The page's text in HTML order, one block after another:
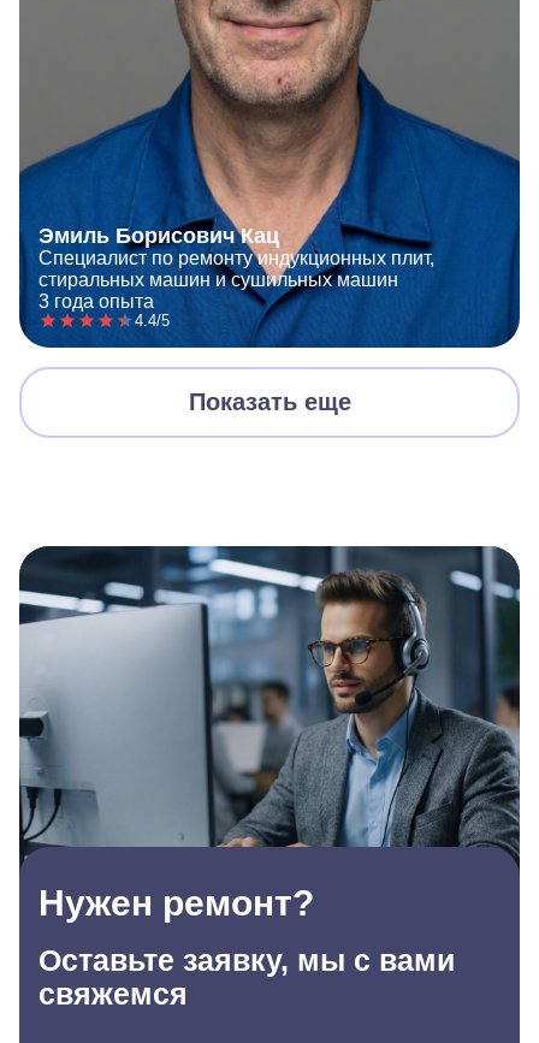
Эмиль Борисович Кац
Специалист по ремонту индукционных плит,
стиральных машин и сушильных машин
3 года опыта
4.4/5
Показать еще
Нужен ремонт?
Оставьте заявку, мы с вами
свяжемся